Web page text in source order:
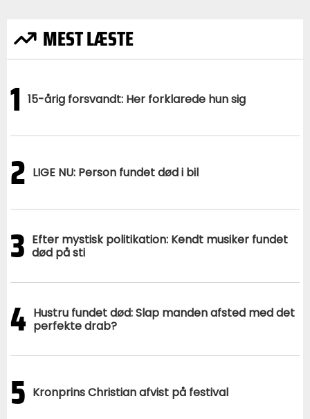
MEST LÆSTE
1 15-årig forsvandt: Her forklarede hun sig
2 LIGE NU: Person fundet død i bil
3 Efter mystisk politikation: Kendt musiker fundet
død på sti
4 Hustru fundet død: Slap manden afsted med det
perfekte drab?
5 Kronprins Christian afvist på festival